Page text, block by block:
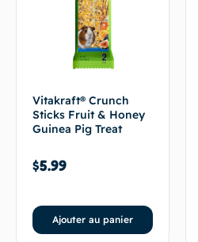
Vitakraft® Crunch
Sticks Fruit & Honey
Guinea Pig Treat
$5.99
Ajouter au panier